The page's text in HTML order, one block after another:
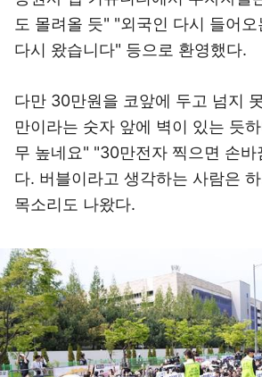
도 몰려올 듯" "외국인 다시 들어오
다시 왔습니다" 등으로 환영했다.
다만 30만원을 코앞에 두고 넘지
만이라는 숫자 앞에 벽이 있는 듯
무 높네요" "30만전자 찍으면 손바
다. 버블이라고 생각하는 사람은
목소리도 나왔다.